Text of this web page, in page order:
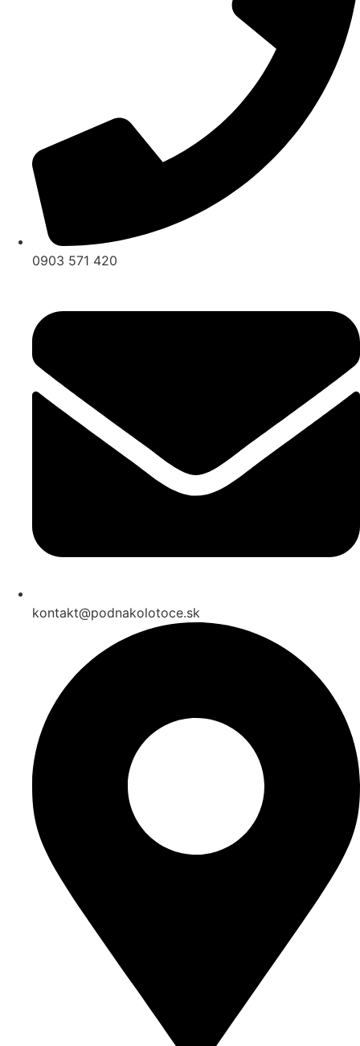
0903 571 420
kontakt@podnakolotoce.sk